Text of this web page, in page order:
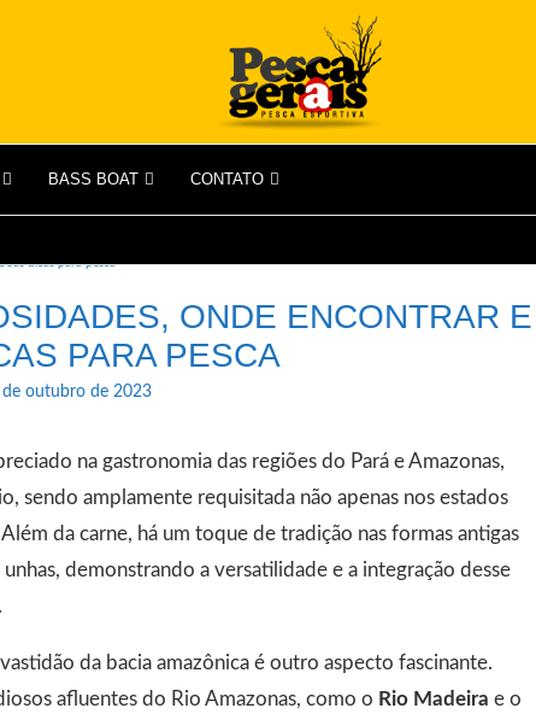
BASS BOAT CONTATO
dicas para pesca
ONDE ENCONTRAR E
PARA PESCA
outubro de 2023
na gastronomia das regiões do Pará e Amazonas,
sendo amplamente requisitada não apenas nos estados
da carne, há um toque de tradição nas formas antigas
demonstrando a versatilidade e a integração desse
da bacia amazônica é outro aspecto fascinante.
afluentes do Rio Amazonas, como o Rio Madeira e o